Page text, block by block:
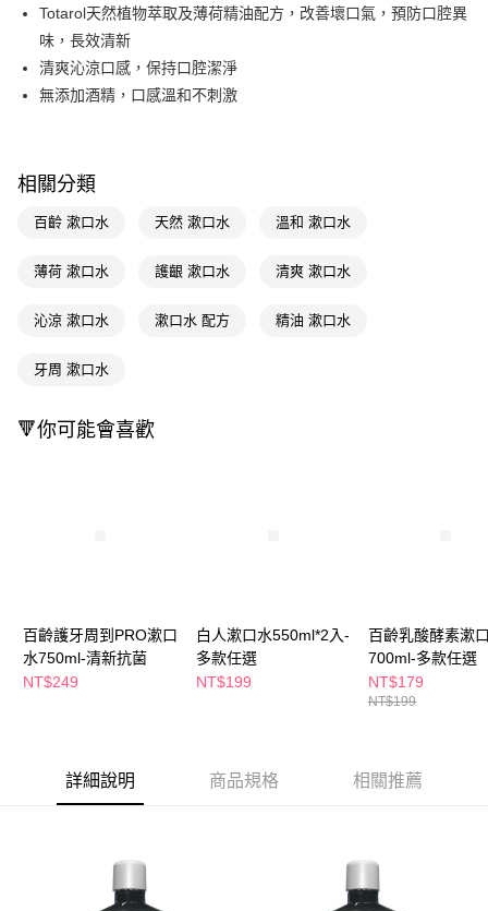
Apple Pay
街口支付
悠遊付
AFTEE先享後付
【關於「AFTEE先享後付」】
便利好安心！
２．便利：只要手機號碼，簡訊認證，即可結帳。
３．安心：先確認商品／服務後，再付款。
【「AFTEE先享後付」結帳流程】
２．訂單成立數日內，您將收到繳費通知簡訊。
【注意事項】
１．透過由恩沛科技股份有限公司提供之「AFTEE先享後付」服務完成之交
易，需依本服務之必要範圍內提供個人資料，並將交易相關給付款項請求債
權轉讓予恩沛科技股份有限公司。
４．使用「AFTEE先享後付」時，將依據個別帳號之用戶狀況，依本公司即
５．嚴禁一人註冊多個帳號或使用他人資訊註冊。若發現惡意使用之情形，
恩沛科技股份有限公司將有權停止該用戶之使用額度並採取法律行動。
每筆NT$65，滿NT$390(含以上)免運費
每筆NT$65，滿NT$390(含以上)免運費
每筆NT$65，滿NT$490(含以上)免運費
付款後7-11取貨
每筆NT$100，滿NT$790(含以上)免運費
每筆NT$80，滿NT$290(含以上)免運費
Totarol天然植物萃取及薄荷精油配方，改善壞口氣，預防口腔異
味，長效清新
清爽沁涼口感，保持口腔潔淨
無添加酒精，口感溫和不刺激
相關分類
百齡 漱口水 天然 漱口水 溫和 漱口水
薄荷 漱口水 護齦 漱口水 清爽 漱口水
沁涼 漱口水 漱口水 配方 精油 漱口水
牙周 漱口水
🔻你可能會喜歡
百齡護牙周到PRO漱口
水750ml-清新抗菌
NT$249
白人漱口水550ml*2入-
多款任選
NT$199
百齡乳酸酵素漱
700ml-多款任選
NT$179
NT$199
詳細說明 商品規格 相關推薦